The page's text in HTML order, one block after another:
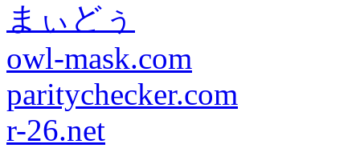
まぃどぅ
owl-mask.com
paritychecker.com
r-26.net